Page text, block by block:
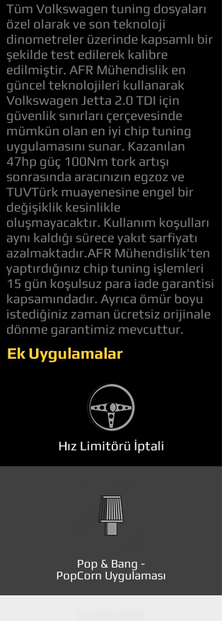
Tüm Volkswagen tuning dosyaları
özel olarak ve son teknoloji
dinometreler üzerinde kapsamlı bir
şekilde test edilerek kalibre
edilmiştir. AFR Mühendislik en
güncel teknolojileri kullanarak
Volkswagen Jetta 2.0 TDI için
güvenlik sınırları çerçevesinde
mümkün olan en iyi chip tuning
uygulamasını sunar. Kazanılan
47hp güç 100Nm tork artışı
sonrasında aracınızın egzoz ve
TUVTürk muayenesine engel bir
değişiklik kesinlikle
oluşmayacaktır. Kullanım koşulları
aynı kaldığı sürece yakıt sarfiyatı
azalmaktadır.AFR Mühendislik'ten
yaptırdığınız chip tuning işlemleri
15 gün koşulsuz para iade garantisi
kapsamındadır. Ayrıca ömür boyu
istediğiniz zaman ücretsiz orijinale
dönme garantimiz mevcuttur.
Ek Uygulamalar
Hız Limitörü İptali
Pop & Bang -
PopCorn Uygulaması